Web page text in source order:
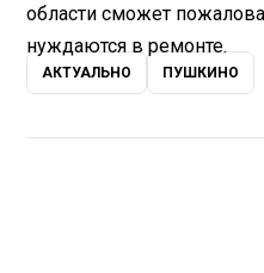
области сможет
нуждаются в ремонте.
АКТУАЛЬНО ПУШКИНО